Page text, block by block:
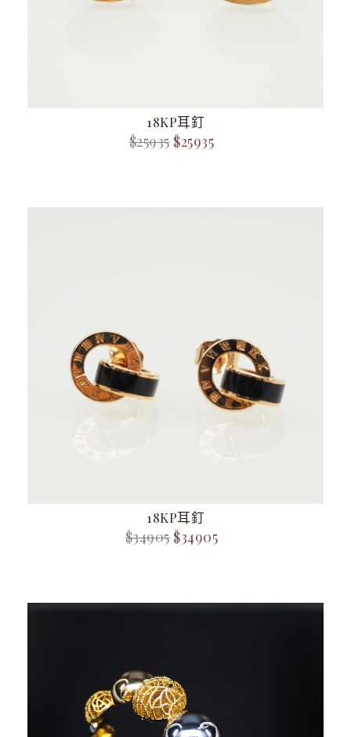
18KP耳釘
$25935 $25935
18KP耳釘
$34905 $34905